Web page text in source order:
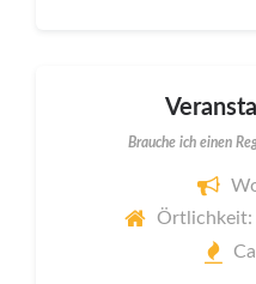
Brauche ich einen
Örtlichkeit: